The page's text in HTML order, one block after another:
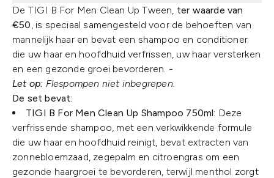
De TIGI B For Men Clean Up Tween, ter waarde van
€50, is speciaal samengesteld voor de behoeften van
mannelijk haar en bevat een shampoo en conditioner
die uw haar en hoofdhuid verfrissen, uw haar versterken
en een gezonde groei bevorderen. -
Let op: Flespompen niet inbegrepen.
De set bevat:
TIGI B For Men Clean Up Shampoo 750ml: Deze
verfrissende shampoo, met een verkwikkende formule
die uw haar en hoofdhuid reinigt, bevat extracten van
zonnebloemzaad, zegepalm en citroengras om een
gezonde haargroei te bevorderen, terwijl menthol zorgt